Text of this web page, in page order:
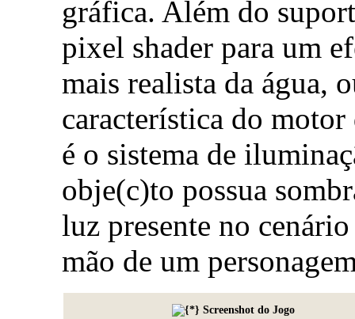
gráfica. Além do
pixel shader para um
mais realista da água,
característica do
é o sistema de
obje(c)to possua
luz presente no
mão de um
Screenshot do Jogo